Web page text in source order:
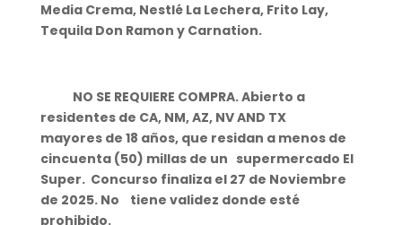
Media Crema, Nestlé La Lechera, Frito Lay,
Tequila Don Ramon y Carnation.
NO SE REQUIERE COMPRA. Abierto a
residentes de CA, NM, AZ, NV AND TX
mayores de 18 años, que residan a menos de
cincuenta (50) millas de un supermercado El
Super. Concurso finaliza el 27 de Noviembre
de 2025. No tiene validez donde esté
prohibido.